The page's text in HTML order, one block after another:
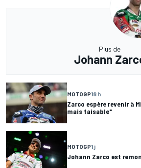
Plus de
Johann
MOTOGP18 h
Zarco espère revenir à
mais faisable"
MOTOGP1 j
Johann Zarco est